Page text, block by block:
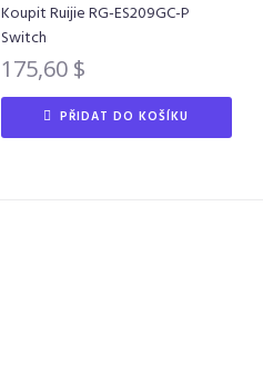
Koupit Ruijie RG-ES209GC-P
Switch
175,60 $
PŘIDAT DO KOŠÍKU